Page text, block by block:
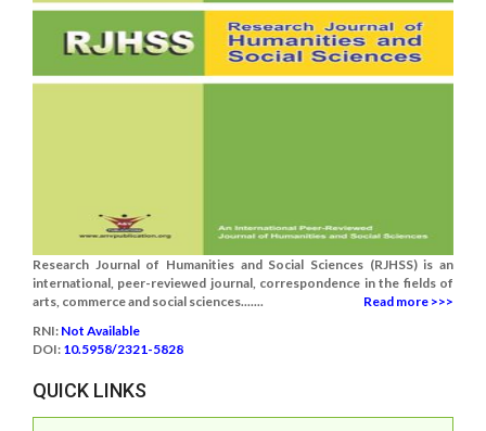
Research Journal of Humanities and Social Sciences (RJHSS) is an
international, peer-reviewed journal, correspondence in the fields of
arts, commerce and social sciences.......
Read more >>>
RNI: Not Available
DOI: 10.5958/2321-5828
QUICK LINKS